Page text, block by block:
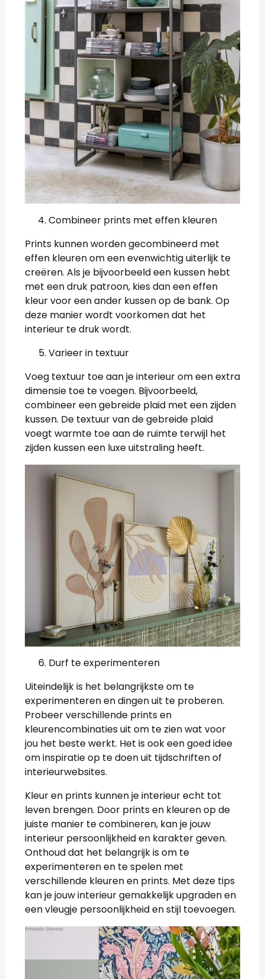
Combineer prints met effen kleuren
Prints kunnen worden gecombineerd met
effen kleuren om een evenwichtig uiterlijk te
creëren. Als je bijvoorbeeld een kussen hebt
met een druk patroon, kies dan een effen
kleur voor een ander kussen op de bank. Op
deze manier wordt voorkomen dat het
interieur te druk wordt.
Varieer in textuur
Voeg textuur toe aan je interieur om een extra
dimensie toe te voegen. Bijvoorbeeld,
combineer een gebreide plaid met een zijden
kussen. De textuur van de gebreide plaid
voegt warmte toe aan de ruimte terwijl het
zijden kussen een luxe uitstraling heeft.
Durf te experimenteren
Uiteindelijk is het belangrijkste om te
experimenteren en dingen uit te proberen.
Probeer verschillende prints en
kleurencombinaties uit om te zien wat voor
jou het beste werkt. Het is ook een goed idee
om inspiratie op te doen uit tijdschriften of
interieurwebsites.
Kleur en prints kunnen je interieur echt tot
leven brengen. Door prints en kleuren op de
juiste manier te combineren, kan je jouw
interieur persoonlijkheid en karakter geven.
Onthoud dat het belangrijk is om te
experimenteren en te spelen met
verschillende kleuren en prints. Met deze tips
kan je jouw interieur gemakkelijk upgraden en
een vleugje persoonlijkheid en stijl toevoegen.